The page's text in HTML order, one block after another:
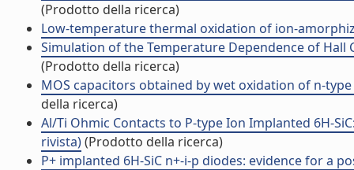
(Prodotto della ricerca)
Low-temperature thermal oxidation of ion-
Simulation of the Temperature Dependence of Hall
(Prodotto della ricerca)
MOS capacitors obtained by wet oxidation of n-
della ricerca)
Al/Ti Ohmic Contacts to P-type Ion Implanted 6H-
rivista)(Prodotto della ricerca)
P+ implanted 6H-SiC n+-i-p diodes: evidence for a